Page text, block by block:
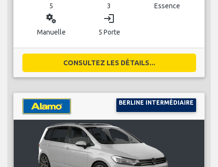
5 3 Essence
miscellaneous_services
Manuelle
login
5 Porte
CONSULTEZ LES DÉTAILS...
BERLINE INTERMÉDIAIRE